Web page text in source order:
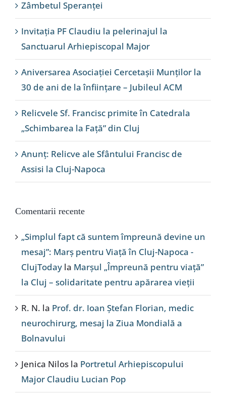
Zâmbetul Speranței
Invitația PF Claudiu la pelerinajul la
Sanctuarul Arhiepiscopal Major
Aniversarea Asociației Cercetașii Munților la
30 de ani de la înființare – Jubileul ACM
Relicvele Sf. Francisc primite în Catedrala
„Schimbarea la Față” din Cluj
Anunț: Relicve ale Sfântului Francisc de
Assisi la Cluj-Napoca
Comentarii recente
„Simplul fapt că suntem împreună devine un
mesaj”: Marș pentru Viață în Cluj-Napoca -
ClujToday la Marșul „Împreună pentru viață”
la Cluj – solidaritate pentru apărarea vieții
R. N. la Prof. dr. Ioan Ștefan Florian, medic
neurochirurg, mesaj la Ziua Mondială a
Bolnavului
Jenica Nilos la Portretul Arhiepiscopului
Major Claudiu Lucian Pop